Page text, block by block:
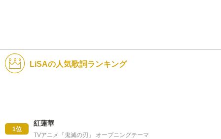
LiSAの人気歌詞ランキング
1位
紅蓮華
TVアニメ「鬼滅の刃」 オープニングテーマ